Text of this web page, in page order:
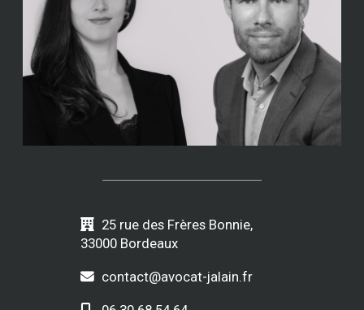
25 rue des Frères Bonnie,
33000 Bordeaux
contact@avocat-jalain.fr